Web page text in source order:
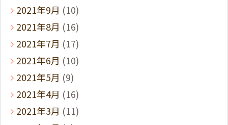
2021年9月 (10)
2021年8月 (16)
2021年7月 (17)
2021年6月 (10)
2021年5月 (9)
2021年4月 (16)
2021年3月 (11)